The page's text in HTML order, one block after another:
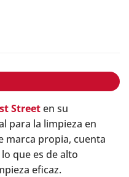
Streeten su
para la limpieza en
marca propia, cuenta
que es de alto
eficaz.